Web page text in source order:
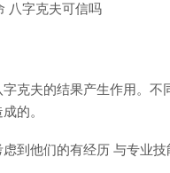
克夫的结果产生作用。不
的。
到他们的有经历 与专业